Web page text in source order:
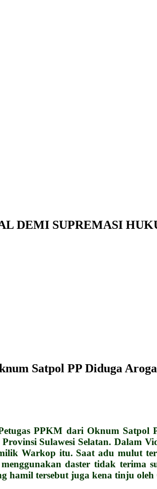
DEMI SUPREMASI
Satpol PP Diduga
PPKM dari Oknum Satpol
Sulawesi Selatan. Dalam
Warkop itu. Saat adu mulut
daster tidak terima
hamil tersebut juga kena tinju